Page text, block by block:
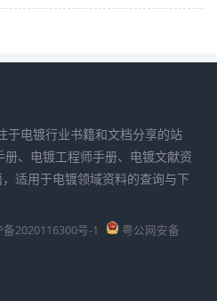
于电镀行业书籍和文档分享的站
、电镀工程师手册、电镀文献资
适用于电镀领域资料的查询与下
备2020116300号-1
粤公网安备